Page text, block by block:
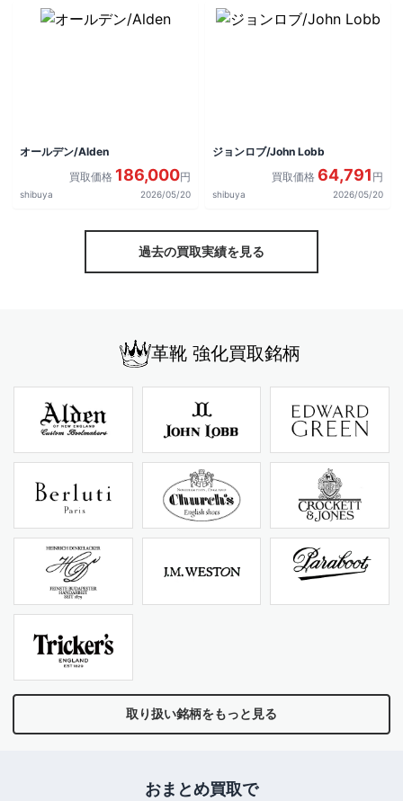
オールデン/Alden
買取価格 186,000円
shibuya 2026/05/20
ジョンロブ/John Lobb
買取価格 64,791 円
shibuya 2026/05/20
過去の買取実績を見る
革靴 強化買取銘柄
取り扱い銘柄をもっと見る
おまとめ買取で